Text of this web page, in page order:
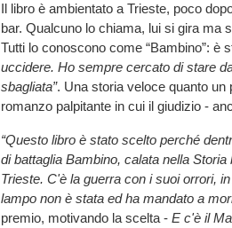
Il libro è ambientato a Trieste, poco
bar. Qualcuno lo chiama, lui si gira ma
Tutti lo conoscono come “Bambino”: è
uccidere. Ho sempre cercato di stare
sbagliata”. Una storia veloce quanto un
romanzo palpitante in cui il giudizio -
“Questo libro è stato scelto perché
di battaglia Bambino, calata nella
Trieste. C'è la guerra con i suoi orrori,
lampo non è stata ed ha mandato a
premio, motivando la scelta - E c'è il